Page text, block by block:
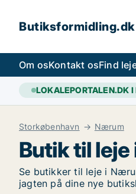
Butiksformidling.dk
Om osKontakt osFind
LOKALEPORTALEN.DK I
Storkøbenhavn Nærum
Butik til
Se butikker til leje i
jagten på dine nye